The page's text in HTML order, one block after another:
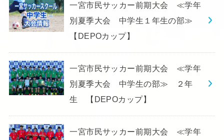
一宮市民サッカー前期大会 ≪学年
別夏季大会 中学生１年生の部≫
【DEPOカップ】
一宮市民サッカー前期大会 ≪学年
別夏季大会 中学生の部≫ ２年
生 【DEPOカップ】
一宮市民サッカー前期大会 ≪学年